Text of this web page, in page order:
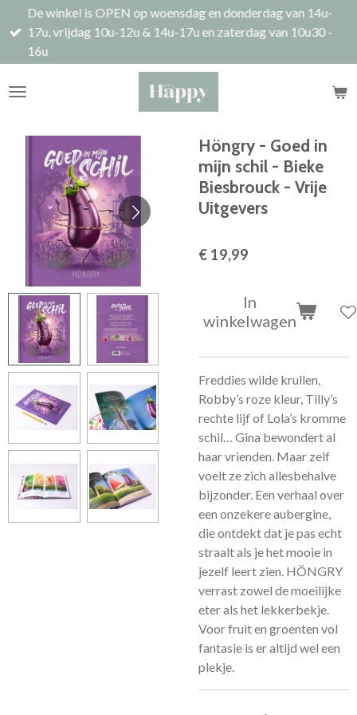
direct
naar
hoofdinhoud
De winkel is OPEN op woensdag en donderdag van 14u-
17u, vrijdag 10u-12u & 14u-17u en zaterdag van 10u30 -
16u
Höngry - Goed in
mijn schil - Bieke
Biesbrouck - Vrije
Uitgevers
€ 19,99
In
winkelwagen
Freddies wilde krullen,
Robby’s roze kleur, Tilly’s
rechte lijf of Lola’s kromme
schil… Gina bewondert al
haar vrienden. Maar zelf
voelt ze zich allesbehalve
bijzonder. Een verhaal over
een onzekere aubergine,
die ontdekt dat je pas echt
straalt als je het mooie in
jezelf leert zien. HÖNGRY
verrast zowel de moeilijke
eter als het lekkerbekje.
Voor fruit en groenten vol
fantasie is er altijd wel een
plekje.